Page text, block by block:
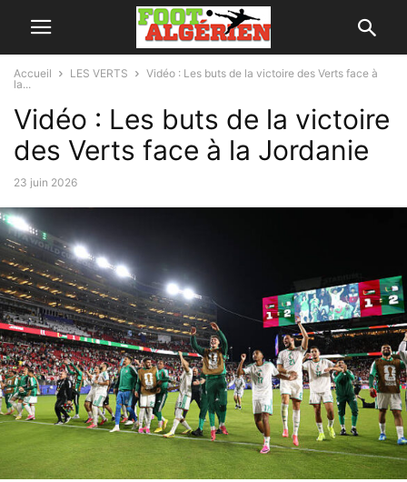
Accueil LES VERTS
Vidéo : Les buts de la victoire des Verts face à
la...
Vidéo : Les buts de la victoire
des Verts face à la Jordanie
23 juin 2026